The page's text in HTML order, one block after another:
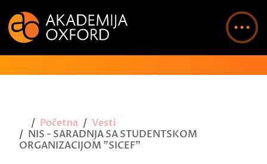
Početna
Vesti
NIS - SARADNJA SA STUDENTSKOM
ORGANIZACIJOM "SICEF"